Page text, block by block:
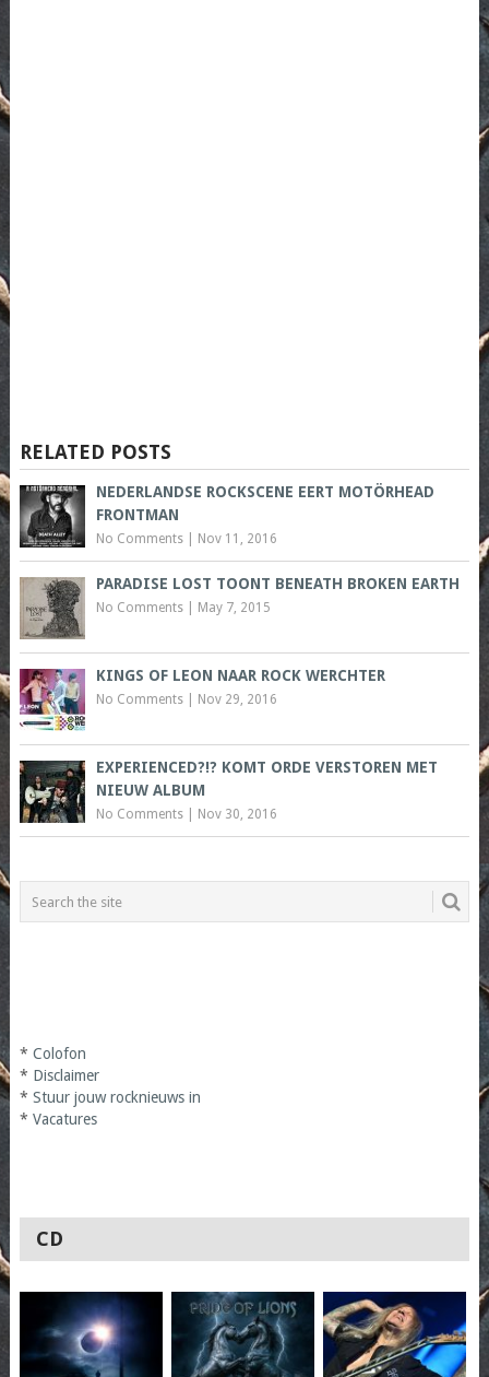
RELATED POSTS
NEDERLANDSE ROCKSCENE EERT MOTÖRHEAD
FRONTMAN
No Comments| Nov 11, 2016
PARADISE LOST TOONT BENEATH BROKEN EARTH
No Comments| May 7, 2015
KINGS OF LEON NAAR ROCK WERCHTER
No Comments| Nov 29, 2016
EXPERIENCED?!? KOMT ORDE VERSTOREN MET
NIEUW ALBUM
No Comments| Nov 30, 2016
* Colofon
* Disclaimer
* Stuur jouw rocknieuws in
* Vacatures
CD